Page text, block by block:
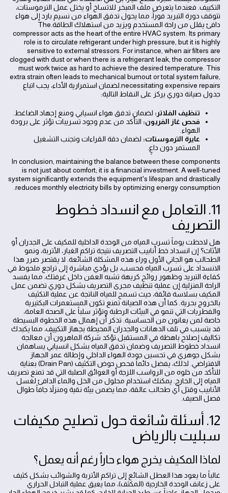
التكييف. فعندما يتعرض ملف المبخر للاتساخ أو يختل عمل الترموستات،
تتوقف دورة التبريد فوراً، مما يحول تدفق الهواء من نسيم بارد إلى هواء
دافئ يقلل من راحة المستخدم ويزيد من استهلاك الطاقة.The
compressor acts as the heart of the entire HVAC system. Its primary
role is to circulate refrigerant under high pressure, but it is highly
sensitive to external stressors. For instance, when air filters are
clogged with dust or when there is a refrigerant leak, the compressor
must work twice as hard to achieve the desired temperature. This
extra strain often leads to mechanical burnout or total system failure,
necessitating expensive repairs.لضمان استمرارية الأداء، يجب اتباع
جدول صيانة دوري يركز على النقاط التالية:
تنظيف الفلاتر: لضمان تدفق هواء انسيابي ومنع إجهاد الضاغط.
فحص غاز الفريون: التأكد من عدم وجود تسريبات تؤثر على برودة
الهواء.
عايرة الترموستات: لضمان دقة القراءات وتجنب التشغيل
المستمر دون داعٍ.
In conclusion, maintaining the balance between these components
is not just about comfort; it is a financial investment. A well-tuned
system significantly extends the equipment's lifespan and drastically
reduces monthly electricity bills by optimizing energy consumption.
11. التعامل مع انسداد خطوط
التصريف
هل لاحظت يوماً تسرب المياه من الوحدة الداخلية للمكيف على الجدران أو
الأثاث؟ إن انسداد خط أنابيب التصريف نتيجة تراكم الغبار، الأتربة، ونمو
الطحالب هو الجاني الأول وراء هذه المشكلة الشائعة. لا يقتصر ضرر هذا
الانسداد على تسرب المياه فحسب، بل يؤدي مباشرة إلى تراجع ملحوظ في
كفاءة التبريد وظهور روائح كريهة تشبه العفن داخل غرفتك، مما يفسد
الراحة المنزلية.إن عملية تنظيف مجرى التصريف بشكل دوري تضمن عمل
المكيف بسلاسة فائقة، حيث تسمح للمياه الناتجة عن عملية التكثيف
بالخروج بحرية. كما أن هذه الصيانة تمنع تكون المستعمرات البكتيرية
والفطريات التي تنمو في البيئات الرطبة وتؤثر سلباً على الصحة العامة،
خاصة لمن يعانون من الحساسية. تذكر أن إهمال هذه الخطوة البسيطة
قد يتسبب في تلف الدهانات والجدران المحيطة بجهاز التكييف، مما يكبدك
تكاليف إصلاح باهظة في المستقبل.تؤكد شركة الماهرون أن معالجة
انسداد خطوط التصريف وضمان تدفق المياه بشكل انسيابي يساهمان
بشكل جوهري في تحسين جودة الهواء الداخلي وإطالة عمر الجهاز
الافتراضي. لذلك، يفضل دائماً فحص حوض التكثيف (Drain Pan) بعناية
للتأكد من خلوه من الرواسب اللزجة أو العوائق الصلبة التي قد تمنع تصريف
المياه إلى الخارج. يمكنك استخدام محلول من الخل والماء الدافئ لغسل
الأنابيب وقتل أي طحالب عالقة، مما يضمن بيئة نقية ومنزلاً جافاً طوال
فصل الصيف.
12. أسئلة شائعة حول تصليح مكيفات
سبليت بالرياض
لماذا المكيف يخرج هواء حاراً رغم أنه يعمل؟
غالباً ما يعود هذا العطل الشائع إلى تراكم الأتربة والشوائب بشكل كثيف
على زعانف الوحدة الخارجية (المكثف)، مما يعيق عملية التبادل الحراري